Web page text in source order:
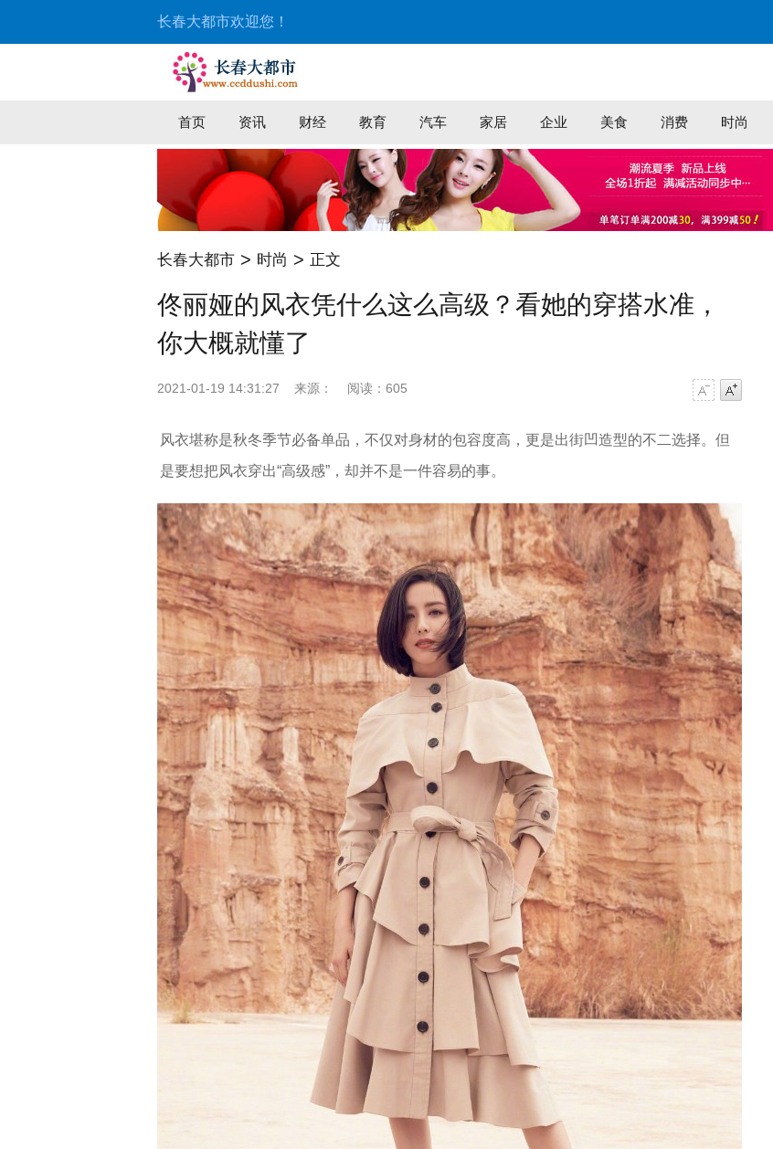
长春大都市欢迎您！
首页 资讯 财经 教育 汽车 家居 企业 美食 消费 时尚
长春大都市 > 时尚 > 正文
佟丽娅的风衣凭什么这么高级？看她的穿搭水准，
你大概就懂了
2021-01-19 14:31:27 来源： 阅读：605
风衣堪称是秋冬季节必备单品，不仅对身材的包容度高，更是出街凹造型的不二选择。但
是要想把风衣穿出“高级感”，却并不是一件容易的事。